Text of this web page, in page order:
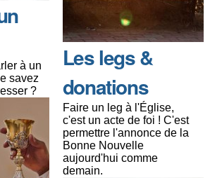
à un
savez
?
Les legs &
donations
Faire un leg à l'Église,
c'est un acte de foi ! C'est
permettre l'annonce de la
Bonne Nouvelle
aujourd'hui comme
demain.